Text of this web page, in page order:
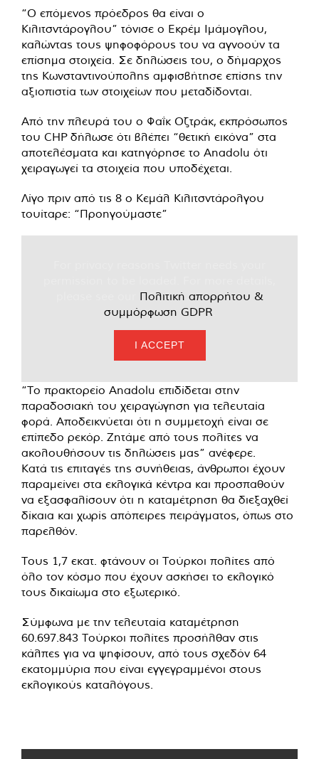
“Ο επόμενος πρόεδρος θα είναι ο
Κιλιτσντάρογλου” τόνισε ο Εκρέμ Ιμάμογλου,
καλώντας τους ψηφοφόρους του να αγνοούν τα
επίσημα στοιχεία. Σε δηλώσεις του, ο δήμαρχος
της Κωνσταντινούπολης αμφισβήτησε επίσης την
αξιοπιστία των στοιχείων που μεταδίδονται.
Από την πλευρά του ο Φαΐκ Οζτράκ, εκπρόσωπος
του CHP δήλωσε ότι βλέπει “θετική εικόνα” στα
αποτελέσματα και κατηγόρησε το Anadolu ότι
χειραγωγεί τα στοιχεία που υποδέχεται.
Λίγο πριν από τις 8 ο Κεμάλ Κιλιτσντάρολγου
τουίταρε: “Προηγούμαστε”
Πολιτική απορρήτου &
συμμόρφωση GDPR
I ACCEPT
“Το πρακτορείο Anadolu επιδίδεται στην
παραδοσιακή του χειραγώγηση για τελευταία
φορά. Αποδεικνύεται ότι η συμμετοχή είναι σε
επίπεδο ρεκόρ. Ζητάμε από τους πολίτες να
ακολουθήσουν τις δηλώσεις μας” ανέφερε.
Κατά τις επιταγές της συνήθειας, άνθρωποι έχουν
παραμείνει στα εκλογικά κέντρα και προσπαθούν
να εξασφαλίσουν ότι η καταμέτρηση θα διεξαχθεί
δίκαια και χωρίς απόπειρες πειράγματος, όπως στο
παρελθόν.
Τους 1,7 εκατ. φτάνουν οι Τούρκοι πολίτες από
όλο τον κόσμο που έχουν ασκήσει το εκλογικό
τους δικαίωμα στο εξωτερικό.
Σύμφωνα με την τελευταία καταμέτρηση
60.697.843 Τούρκοι πολίτες προσήλθαν στις
κάλπες για να ψηφίσουν, από τους σχεδόν 64
εκατομμύρια που είναι εγγεγραμμένοι στους
εκλογικούς καταλόγους.